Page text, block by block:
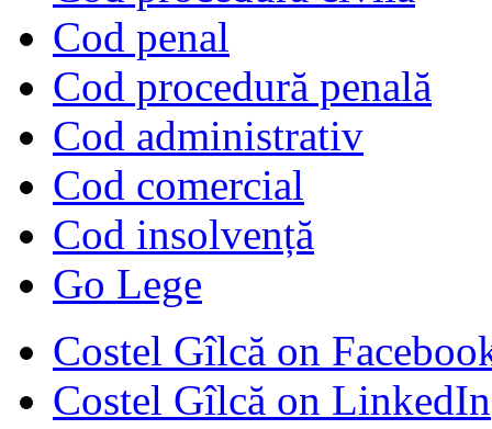
Cod penal
Cod procedură penală
Cod administrativ
Cod comercial
Cod insolvență
Go Lege
Costel Gîlcă on
Costel Gîlcă on LinkedIn